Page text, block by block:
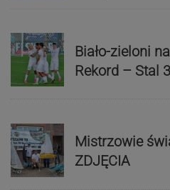
Biało-zieloni
Rekord – Stal
Mistrzowie
ZDJĘCIA